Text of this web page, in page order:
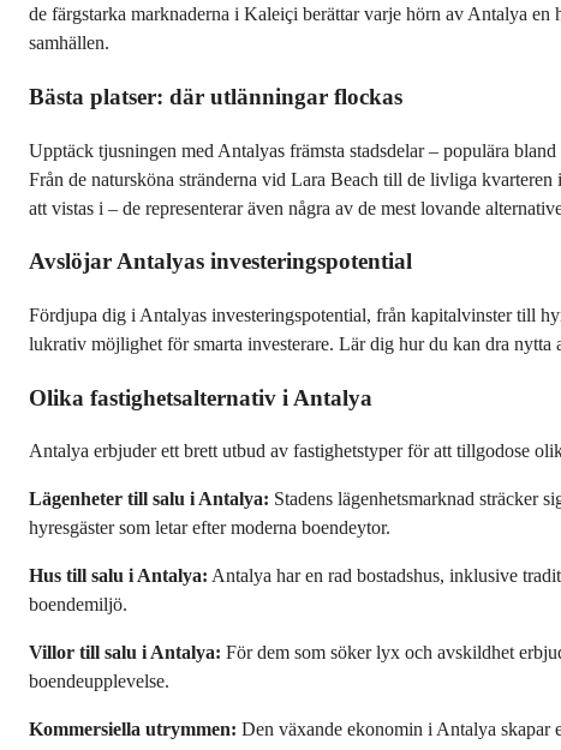
de färgstarka marknaderna i Kaleiçi berättar varje hörn av Antalya
samhällen.
Bästa platser: där utlänningar flockas
Upptäck tjusningen med Antalyas främsta stadsdelar – populära
Från de natursköna stränderna vid Lara Beach till de livliga
att vistas i – de representerar även några av de mest lovande
Avslöjar Antalyas investeringspotential
Fördjupa dig i Antalyas investeringspotential, från kapitalvinster till
lukrativ möjlighet för smarta investerare. Lär dig hur du kan dra nytta
Olika fastighetsalternativ i Antalya
Antalya erbjuder ett brett utbud av fastighetstyper för att tillgodose
Lägenheter till salu i Antalya: Stadens lägenhetsmarknad sträcker
hyresgäster som letar efter moderna boendeytor.
Hus till salu i Antalya: Antalya har en rad bostadshus, inklusive
boendemiljö.
Villor till salu i Antalya: För dem som söker lyx och avskildhet
boendeupplevelse.
Kommersiella utrymmen: Den växande ekonomin i Antalya skapar